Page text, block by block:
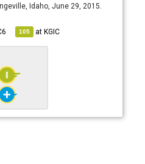
Idaho, June 29, 2015.
105 atKGIC